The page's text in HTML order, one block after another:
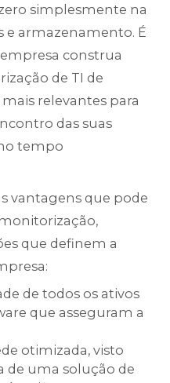
simplesmente na
e armazenamento. É
construa
de TI de
relevantes para
das suas
tempo
vantagens que pode
que definem a
de todos os ativos
que asseguram a
otimizada, visto
de uma solução de